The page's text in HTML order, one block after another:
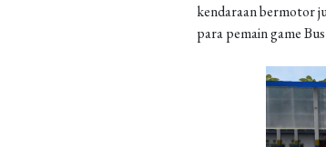
kendaraan bermotor
para pemain game